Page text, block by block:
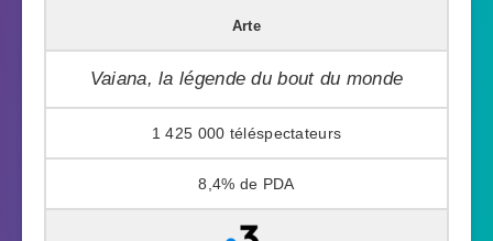
Arte
Vaiana, la légende du bout du monde
1 425 000
8,4%